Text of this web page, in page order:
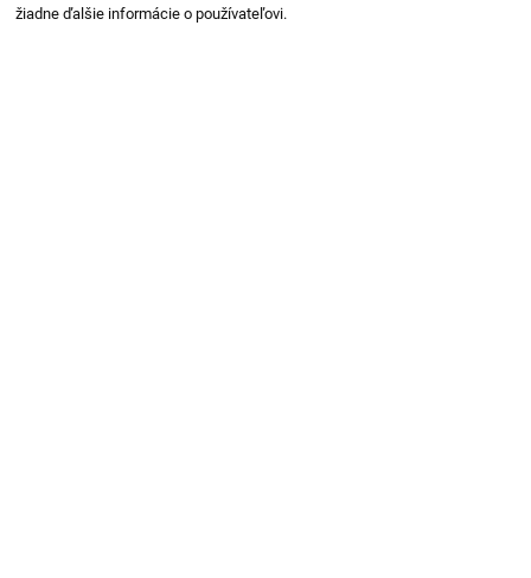
žiadne ďalšie informácie o používateľovi.